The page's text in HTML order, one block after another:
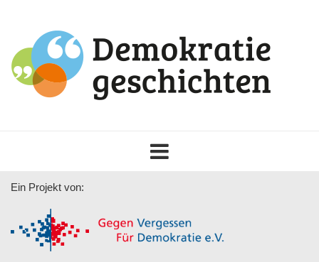
navigation
Ein Projekt von: